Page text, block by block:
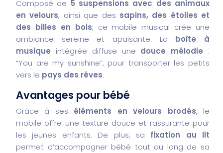
Composé de 5 suspensions avec des animaux
en velours, ainsi que des sapins, des étoiles et
des billes en bois, ce mobile musical crée une
ambiance sereine et apaisante. La boîte à
musique intégrée diffuse une douce mélodie :
“You are my sunshine”, pour transporter les petits
vers le pays des rêves.
Avantages pour bébé
Grâce à ses éléments en velours brodés, le
mobile offre une texture douce et rassurante pour
les jeunes enfants. De plus, sa fixation au lit
permet d’accompagner bébé tout au long de sa